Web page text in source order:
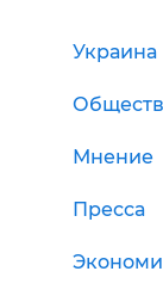
Украина
Мнение
Пресса